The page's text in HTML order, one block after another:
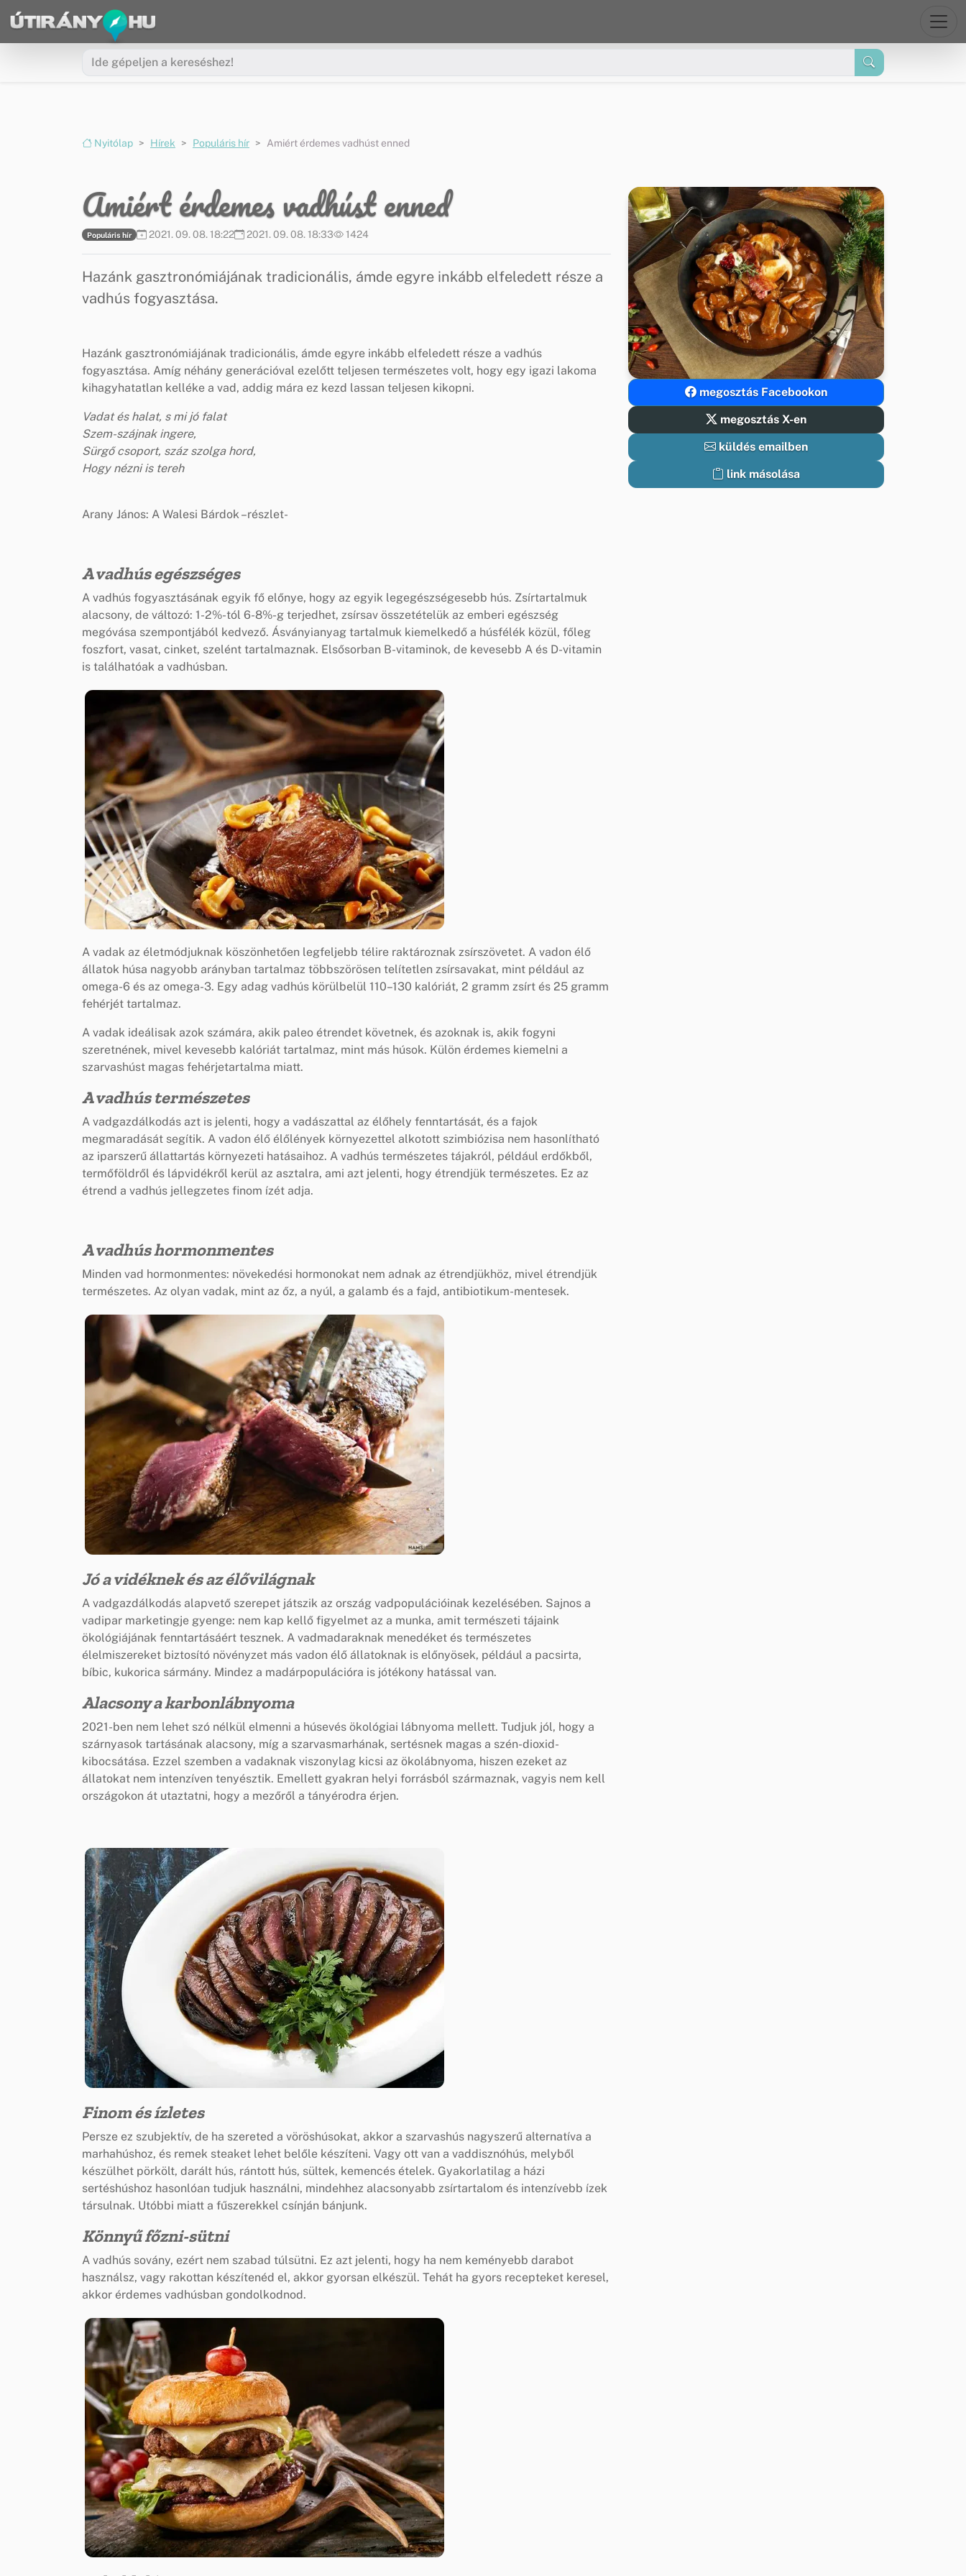
Ugrás a menüre
Ugrás a tartalomra
Nyitólap Hírek Populáris hír Amiért érdemes vadhúst enned
Amiért érdemes vadhúst enned
Populáris hír 2021. 09. 08. 18:22 2021. 09. 08. 18:33 1424
Hazánk gasztronómiájának tradicionális, ámde egyre inkább elfeledett része a
vadhús fogyasztása.
Hazánk gasztronómiájának tradicionális, ámde egyre inkább elfeledett része a vadhús
fogyasztása. Amíg néhány generációval ezelőtt teljesen természetes volt, hogy egy igazi lakoma
kihagyhatatlan kelléke a vad, addig mára ez kezd lassan teljesen kikopni.
Vadat és halat, s mi jó falat
Szem-szájnak ingere,
Sürgő csoport, száz szolga hord,
Hogy nézni is tereh
Arany János: A Walesi Bárdok –részlet-
A vadhús egészséges
A vadhús fogyasztásának egyik fő előnye, hogy az egyik legegészségesebb hús. Zsírtartalmuk
alacsony, de változó: 1-2%-tól 6-8%-g terjedhet, zsírsav összetételük az emberi egészség
megóvása szempontjából kedvező. Ásványianyag tartalmuk kiemelkedő a húsfélék közül, főleg
foszfort, vasat, cinket, szelént tartalmaznak. Elsősorban B-vitaminok, de kevesebb A és D-vitamin
is találhatóak a vadhúsban.
A vadak az életmódjuknak köszönhetően legfeljebb télire raktároznak zsírszövetet. A vadon élő
állatok húsa nagyobb arányban tartalmaz többszörösen telítetlen zsírsavakat, mint például az
omega-6 és az omega-3. Egy adag vadhús körülbelül 110–130 kalóriát, 2 gramm zsírt és 25 gramm
fehérjét tartalmaz.
A vadak ideálisak azok számára, akik paleo étrendet követnek, és azoknak is, akik fogyni
szeretnének, mivel kevesebb kalóriát tartalmaz, mint más húsok. Külön érdemes kiemelni a
szarvashúst magas fehérjetartalma miatt.
A vadhús természetes
A vadgazdálkodás azt is jelenti, hogy a vadászattal az élőhely fenntartását, és a fajok
megmaradását segítik. A vadon élő élőlények környezettel alkotott szimbiózisa nem hasonlítható
az iparszerű állattartás környezeti hatásaihoz. A vadhús természetes tájakról, például erdőkből,
termőföldről és lápvidékről kerül az asztalra, ami azt jelenti, hogy étrendjük természetes. Ez az
étrend a vadhús jellegzetes finom ízét adja.
A vadhús hormonmentes
Minden vad hormonmentes: növekedési hormonokat nem adnak az étrendjükhöz, mivel étrendjük
természetes. Az olyan vadak, mint az őz, a nyúl, a galamb és a fajd, antibiotikum-mentesek.
Jó a vidéknek és az élővilágnak
A vadgazdálkodás alapvető szerepet játszik az ország vadpopulációinak kezelésében. Sajnos a
vadipar marketingje gyenge: nem kap kellő figyelmet az a munka, amit természeti tájaink
ökológiájának fenntartásáért tesznek. A vadmadaraknak menedéket és természetes
élelmiszereket biztosító növényzet más vadon élő állatoknak is előnyösek, például a pacsirta,
bíbic, kukorica sármány. Mindez a madárpopulációra is jótékony hatással van.
Alacsony a karbonlábnyoma
2021-ben nem lehet szó nélkül elmenni a húsevés ökológiai lábnyoma mellett. Tudjuk jól, hogy a
szárnyasok tartásának alacsony, míg a szarvasmarhának, sertésnek magas a szén-dioxid-
kibocsátása. Ezzel szemben a vadaknak viszonylag kicsi az ökolábnyoma, hiszen ezeket az
állatokat nem intenzíven tenyésztik. Emellett gyakran helyi forrásból származnak, vagyis nem kell
országokon át utaztatni, hogy a mezőről a tányérodra érjen.
Finom és ízletes
Persze ez szubjektív, de ha szereted a vöröshúsokat, akkor a szarvashús nagyszerű alternatíva a
marhahúshoz, és remek steaket lehet belőle készíteni. Vagy ott van a vaddisznóhús, melyből
készülhet pörkölt, darált hús, rántott hús, sültek, kemencés ételek. Gyakorlatilag a házi
sertéshúshoz hasonlóan tudjuk használni, mindehhez alacsonyabb zsírtartalom és intenzívebb ízek
társulnak. Utóbbi miatt a fűszerekkel csínján bánjunk.
Könnyű főzni-sütni
A vadhús sovány, ezért nem szabad túlsütni. Ez azt jelenti, hogy ha nem keményebb darabot
használsz, vagy rakottan készítenéd el, akkor gyorsan elkészül. Tehát ha gyors recepteket keresel,
akkor érdemes vadhúsban gondolkodnod.
megosztás Facebookon
megosztás X-en
küldés emailben
link másolása